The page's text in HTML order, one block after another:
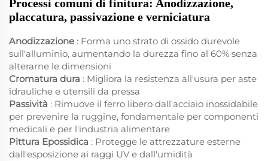
Processi comuni di finitura: Anodizzazione,
placcatura, passivazione e verniciatura
Anodizzazione : Forma uno strato di ossido durevole
sull'alluminio, aumentando la durezza fino al 60% senza
alterarne le dimensioni
Cromatura dura : Migliora la resistenza all'usura per aste
idrauliche e utensili da pressa
Passività : Rimuove il ferro libero dall'acciaio inossidabile
per prevenire la ruggine, fondamentale per componenti
medicali e per l'industria alimentare
Pittura Epossidica : Protegge le attrezzature esterne
dall'esposizione ai raggi UV e dall'umidità